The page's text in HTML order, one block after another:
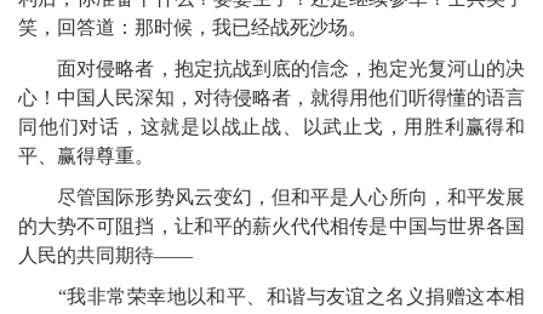
笑，回答道：那时候，我已经战死沙场。
面对侵略者，抱定抗战到底的信念，抱定光复河山的决
心！中国人民深知，对待侵略者，就得用他们听得懂的语言
同他们对话，这就是以战止战、以武止戈，用胜利赢得和
平、赢得尊重。
尽管国际形势风云变幻，但和平是人心所向，和平发展
的大势不可阻挡，让和平的薪火代代相传是中国与世界各国
人民的共同期待——
“我非常荣幸地以和平、和谐与友谊之名义捐赠这本相